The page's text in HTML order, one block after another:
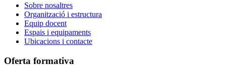
Sobre nosaltres
Organització i estructura
Equip docent
Espais i equipaments
Ubicacions i contacte
Oferta formativa